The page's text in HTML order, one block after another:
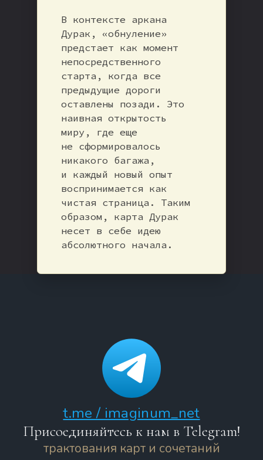
В контексте аркана
Дурак, «обнуление»
предстает как момент
непосредственного
старта, когда все
предыдущие дороги
оставлены позади. Это
наивная открытость
миру, где еще
не сформировалось
никакого багажа,
и каждый новый опыт
воспринимается как
чистая страница. Таким
образом, карта Дурак
несет в себе идею
абсолютного начала.
t.me / imaginum_net
Присоединяйтесь к нам в Telegram!
трактования карт и сочетаний